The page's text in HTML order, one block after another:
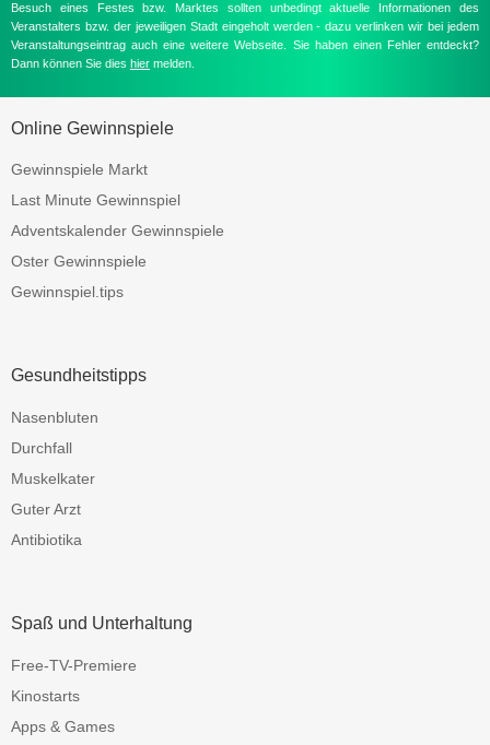
Besuch eines Festes bzw. Marktes sollten unbedingt aktuelle Informationen des
Veranstalters bzw. der jeweiligen Stadt eingeholt werden - dazu verlinken wir bei jedem
Veranstaltungseintrag auch eine weitere Webseite. Sie haben einen Fehler entdeckt?
Dann können Sie dies hier melden.
Online Gewinnspiele
Gewinnspiele Markt
Last Minute Gewinnspiel
Adventskalender Gewinnspiele
Oster Gewinnspiele
Gewinnspiel.tips
Gesundheitstipps
Nasenbluten
Durchfall
Muskelkater
Guter Arzt
Antibiotika
Spaß und Unterhaltung
Free-TV-Premiere
Kinostarts
Apps & Games